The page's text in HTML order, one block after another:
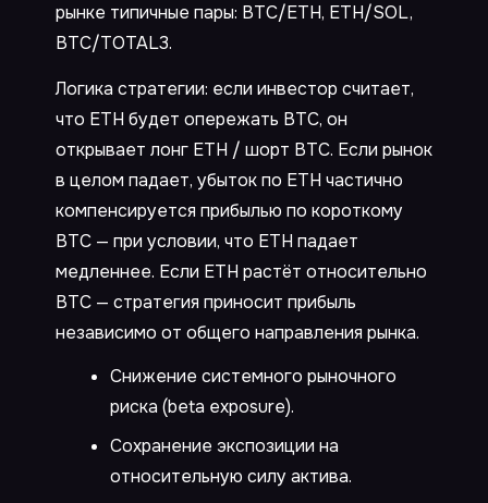
рынке типичные пары: BTC/ETH, ETH/SOL,
BTC/TOTAL3.
Логика стратегии: если инвестор считает,
что ETH будет опережать BTC, он
открывает лонг ETH / шорт BTC. Если рынок
в целом падает, убыток по ETH частично
компенсируется прибылью по короткому
BTC — при условии, что ETH падает
медленнее. Если ETH растёт относительно
BTC — стратегия приносит прибыль
независимо от общего направления рынка.
Снижение системного рыночного
риска (beta exposure).
Сохранение экспозиции на
относительную силу актива.